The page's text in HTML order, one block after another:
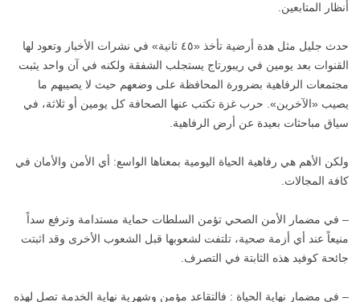
أنظار المتابعين.
حدث جليل مثل هدة أرضية تأخذ «٤٥ ثانية» في نشرات الأخبار وتعود لها
القنوات بعد يومين في ريبورتاج يستجلب الشفقة ولكنه في آن واحد يثبت
مجتمعات الرفاهية بضرورة المحافظة على وضعهم حيث لا يصيبهم ما
يصيب «الآخرين». حرب غزة تكتب عنها الصحافة كل يومين أو ثلاثة، في
سياق مباحثات بعيدة عن أرض الرفاهية.‫
ولكن الأهم هي رفاهية الحياة اليومية بمعناها الواسع: أي الأمن والأمان في
كافة المجالات.
– في مضمار الأمن الصحي تؤمن السلطات حماية مستدامة وترفع سداً
منيعاً عند أي أزمة صحية، تلتفت لشعوبها قبل الشعوب الأخرى وقد اثبتت
جائحة كوفيد هذه الثابتة في التصرف.
– في مضمار نهاية الحياة : فالتقاعد مؤمن وشهرية نهاية الخدمة تصل لهذه